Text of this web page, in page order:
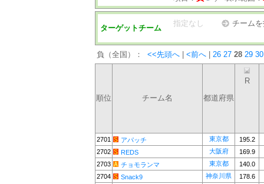
ターゲットチーム
指定なし チーム
負（全国）： <<先頭へ <前へ 26 27 28 29 30
順位 チーム名 都道府県
R
2701 アパッチ 東京都
195.2
2702
REDS 大阪府
169.9
2703
チョモランマ 東京都
140.0
2704
Snack9 神奈川県
178.6